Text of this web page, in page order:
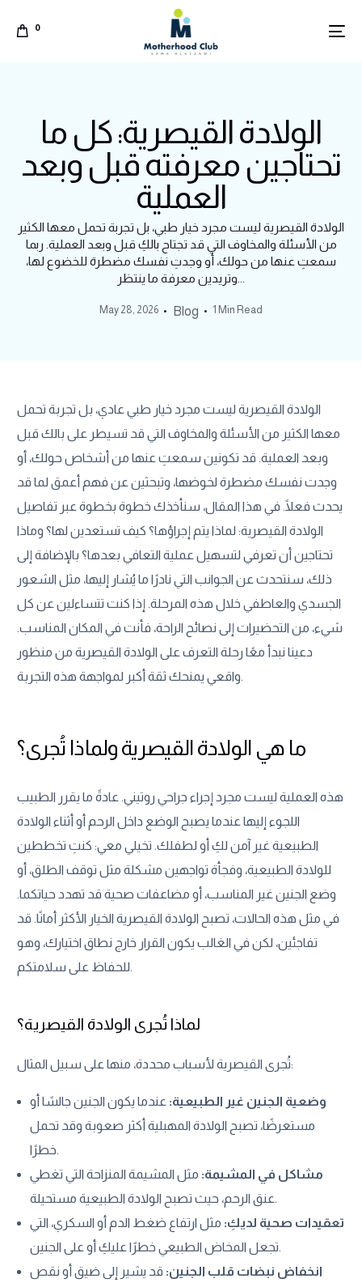
0
الولادة القيصرية: كل ما
تحتاجين معرفته قبل وبعد
العملية
الولادة القيصرية ليست مجرد خيار طبي، بل تجربة تحمل معها الكثير
من الأسئلة والمخاوف التي قد تجتاح بالكِ قبل وبعد العملية. ربما
سمعتِ عنها من حولك، أو وجدتِ نفسك مضطرة للخضوع لها،
May 28, 2026 Blog 1 Min Read
الولادة القيصرية ليست مجرد خيار طبي عادي، بل تجربة تحمل
معها الكثير من الأسئلة والمخاوف التي قد تسيطر على بالك قبل
وبعد العملية. قد تكونين سمعتِ عنها من أشخاص حولك، أو
وجدت نفسك مضطرة لخوضها، وتبحثين عن فهم أعمق لما قد
يحدث فعلًا. في هذا المقال، سنأخذك خطوة بخطوة عبر تفاصيل
الولادة القيصرية: لماذا يتم إجراؤها؟ كيف تستعدين لها؟ وماذا
تحتاجين أن تعرفي لتسهيل عملية التعافي بعدها؟ بالإضافة إلى
ذلك، سنتحدث عن الجوانب التي نادرًا ما يُشار إليها، مثل الشعور
الجسدي والعاطفي خلال هذه المرحلة. إذا كنت تتساءلين عن كل
شيء، من التحضيرات إلى نصائح الراحة، فأنت في المكان المناسب.
دعينا نبدأ معًا رحلة التعرف على الولادة القيصرية من منظور
واقعي يمنحك ثقة أكبر لمواجهة هذه التجربة.
ما هي الولادة القيصرية ولماذا تُجرى؟
هذه العملية ليست مجرد إجراء جراحي روتيني. عادةً ما يقرر الطبيب
اللجوء إليها عندما يصبح الوضع داخل الرحم أو أثناء الولادة
الطبيعية غير آمن لكِ أو لطفلك. تخيلي معي: كنتِ تخططين
للولادة الطبيعية، وفجأة تواجهين مشكلة مثل توقف الطلق، أو
وضع الجنين غير المناسب، أو مضاعفات صحية قد تهدد حياتكما.
في مثل هذه الحالات، تصبح الولادة القيصرية الخيار الأكثر أمانًا. قد
تفاجئين، لكن في الغالب يكون القرار خارج نطاق اختيارك، وهو
للحفاظ على سلامتكم.
لماذا تُجرى الولادة القيصرية؟
تُجرى القيصرية لأسباب محددة، منها على سبيل المثال:
وضعية الجنين غير الطبيعية: عندما يكون الجنين جالسًا أو
مستعرضًا، تصبح الولادة المهبلية أكثر صعوبة وقد تحمل
خطرًا.
مشاكل في المشيمة: مثل المشيمة المنزاحة التي تغطي
عنق الرحم، حيث تصبح الولادة الطبيعية مستحيلة.
تعقيدات صحية لديكِ: مثل ارتفاع ضغط الدم أو السكري، التي
تجعل المخاض الطبيعي خطرًا عليكِ أو على الجنين.
انخفاض نبضات قلب الجنين: قد يشير إلى ضيق أو نقص